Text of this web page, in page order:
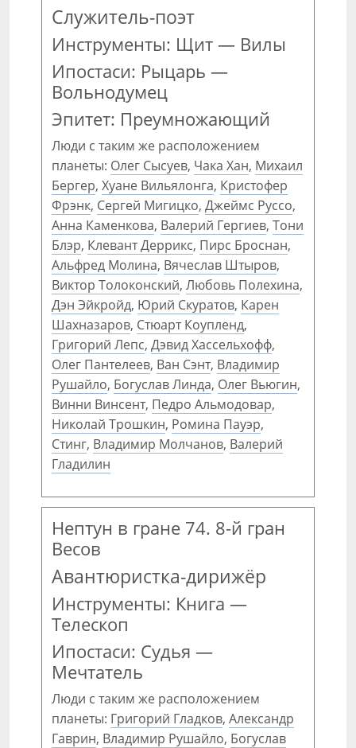
Служитель-поэт
Инструменты: Щит — Вилы
Ипостаси: Рыцарь —
Вольнодумец
Эпитет: Преумножающий
Люди с таким же расположением
планеты: Олег Сысуев, Чака Хан, Михаил
Бергер, Хуане Вильялонга, Кристофер
Фрэнк, Сергей Мигицко, Джеймс Руссо,
Анна Каменкова, Валерий Гергиев, Тони
Блэр, Клевант Деррикс, Пирс Броснан,
Альфред Молина, Вячеслав Штыров,
Виктор Толоконский, Любовь Полехина,
Дэн Эйкройд, Юрий Скуратов, Карен
Шахназаров, Стюарт Коупленд,
Григорий Лепс, Дэвид Хассельхофф,
Олег Пантелеев, Ван Сэнт, Владимир
Рушайло, Богуслав Линда, Олег Вьюгин,
Винни Винсент, Педро Альмодовар,
Николай Трошкин, Ромина Пауэр,
Стинг, Владимир Молчанов, Валерий
Гладилин
Нептун в гране 74. 8-й гран
Весов
Авантюристка-дирижёр
Инструменты: Книга —
Телескоп
Ипостаси: Судья —
Мечтатель
Люди с таким же расположением
планеты: Григорий Гладков, Александр
Гаврин, Владимир Рушайло, Богуслав